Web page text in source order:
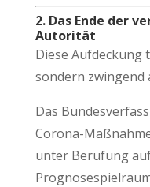
2. Das Ende der
Autorität
Diese Aufdeckung
sondern zwingend
Das
Corona-
unter Berufung